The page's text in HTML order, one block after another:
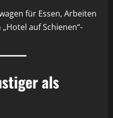
für Essen, Arbeiten
auf Schienen“-
als